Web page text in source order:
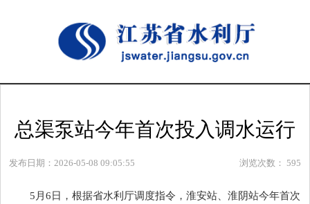
总渠泵站今年首次投入调水运行
发布日期：2026-05-08 09:05:55 浏览次数： 595
5月6日，根据省水利厅调度指令，淮安站、淮阴站今年首次